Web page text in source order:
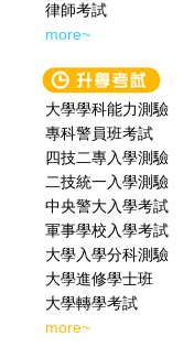
律師考試
more~
大學學科能力測驗
專科警員班考試
四技二專入學測驗
二技統一入學測驗
中央警大入學考試
軍事學校入學考試
大學入學分科測驗
大學進修學士班
大學轉學考試
more~